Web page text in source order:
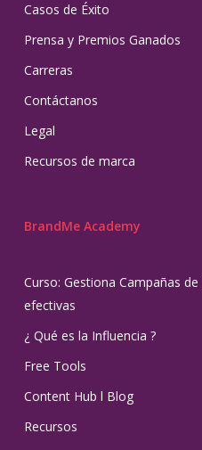
Casos de Éxito
Prensa y Premios Ganados
Carreras
Contáctanos
Legal
Recursos de marca
BrandMe Academy
Curso: Gestiona Campañas
efectivas
¿ Qué es la Influencia ?
Free Tools
Content Hub l Blog
Recursos